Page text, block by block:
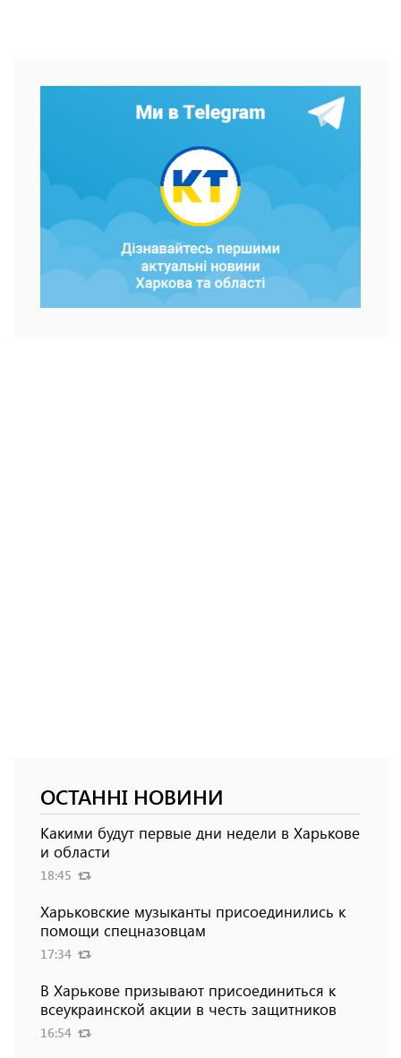
ОСТАННІ НОВИНИ
Какими будут первые дни недели в Харькове
и области
18:45
Харьковские музыканты присоединились к
помощи спецназовцам
17:34
В Харькове призывают присоединиться к
всеукраинской акции в честь защитников
16:54